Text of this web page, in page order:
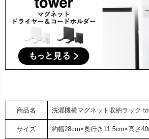
商品名 洗濯機横マグネット収納ラック
サイズ 約幅28cm×奥行き11.5cm×高さ